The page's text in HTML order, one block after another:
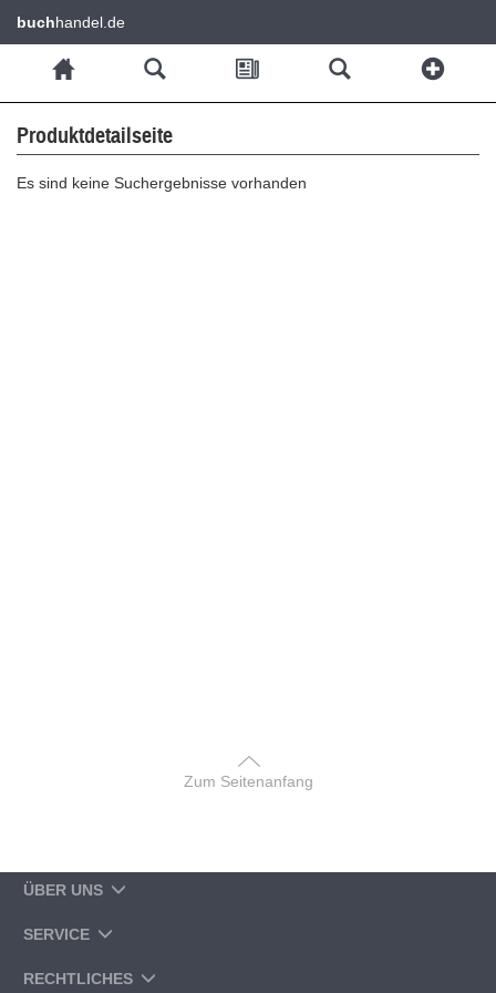
buchhandel.de
Produktdetailseite
Es sind keine Suchergebnisse vorhanden
Zum Seitenanfang
ÜBER UNS
SERVICE
RECHTLICHES